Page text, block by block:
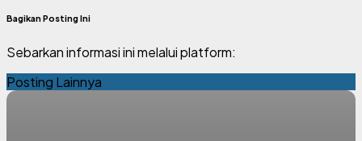
Bagikan Posting Ini
Sebarkan informasi ini melalui platform:
Posting Lainnya